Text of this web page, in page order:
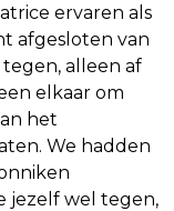
ervaren als
afgesloten van
alleen af
elkaar om
het
We hadden
jezelf wel tegen,